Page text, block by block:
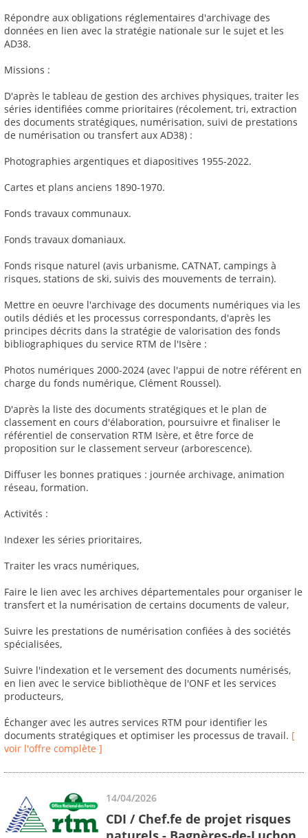
Répondre aux obligations réglementaires d'archivage des
données en lien avec la stratégie nationale sur le sujet et les
AD38.
Missions :
D'après le tableau de gestion des archives physiques, traiter les
séries identifiées comme prioritaires (récolement, tri, extraction
des documents stratégiques, numérisation, suivi de prestations
de numérisation ou transfert aux AD38) :
Photographies argentiques et diapositives 1955-2022.
Cartes et plans anciens 1890-1970.
Fonds travaux communaux.
Fonds travaux domaniaux.
Fonds risque naturel (avis urbanisme, CATNAT, campings à
risques, stations de ski, suivis des mouvements de terrain).
Mettre en oeuvre l'archivage des documents numériques via les
outils dédiés et les processus correspondants, d'après les
principes décrits dans la stratégie de valorisation des fonds
bibliographiques du service RTM de l'Isère :
Photos numériques 2000-2024 (avec l'appui de notre référent en
charge du fonds numérique, Clément Roussel).
D'après la liste des documents stratégiques et le plan de
classement en cours d'élaboration, poursuivre et finaliser le
référentiel de conservation RTM Isère, et être force de
proposition sur le classement serveur (arborescence).
Diffuser les bonnes pratiques : journée archivage, animation
réseau, formation.
Activités :
Indexer les séries prioritaires,
Traiter les vracs numériques,
Faire le lien avec les archives départementales pour organiser le
transfert et la numérisation de certains documents de valeur,
Suivre les prestations de numérisation confiées à des sociétés
spécialisées,
Suivre l'indexation et le versement des documents numérisés,
en lien avec le service bibliothèque de l'ONF et les services
producteurs,
Échanger avec les autres services RTM pour identifier les
documents stratégiques et optimiser les processus de travail. [
voir l'offre complète ]
14/04/2026
CDI / Chef.fe de projet risques